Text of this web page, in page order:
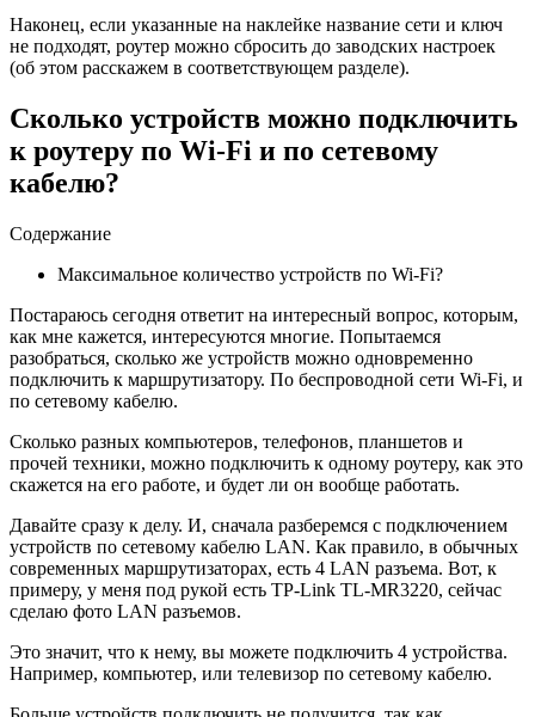
Наконец, если указанные на наклейке название сети и ключ
не подходят, роутер можно сбросить до заводских настроек
(об этом расскажем в соответствующем разделе).
Сколько устройств можно подключить
к роутеру по Wi-Fi и по сетевому
кабелю?
Содержание
Максимальное количество устройств по Wi-Fi?
Постараюсь сегодня ответит на интересный вопрос, которым,
как мне кажется, интересуются многие. Попытаемся
разобраться, сколько же устройств можно одновременно
подключить к маршрутизатору. По беспроводной сети Wi-Fi, и
по сетевому кабелю.
Сколько разных компьютеров, телефонов, планшетов и
прочей техники, можно подключить к одному роутеру, как это
скажется на его работе, и будет ли он вообще работать.
Давайте сразу к делу. И, сначала разберемся с подключением
устройств по сетевому кабелю LAN. Как правило, в обычных
современных маршрутизаторах, есть 4 LAN разъема. Вот, к
примеру, у меня под рукой есть TP-Link TL-MR3220, сейчас
сделаю фото LAN разъемов.
Это значит, что к нему, вы можете подключить 4 устройства.
Например, компьютер, или телевизор по сетевому кабелю.